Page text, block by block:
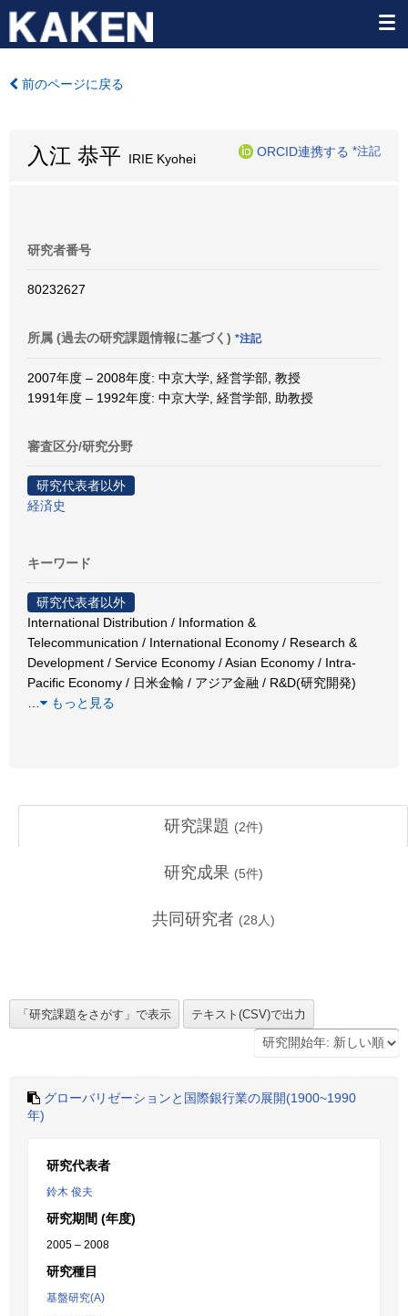
前のページに戻る
入江 恭平 IRIE Kyohei
ORCID連携する *注記
研究者番号
80232627
所属 (過去の研究課題情報に基づく) *注記
2007年度 – 2008年度: 中京大学, 経営学部, 教授
1991年度 – 1992年度: 中京大学, 経営学部, 助教授
審査区分/研究分野
研究代表者以外
経済史
キーワード
研究代表者以外
International Distribution / Information &
Telecommunication / International Economy / Research &
Development / Service Economy / Asian Economy / Intra-
Pacific Economy / 日米金輸 / アジア金融 / R&D(研究開発)
もっと見る
研究課題 (2件)
研究成果 (5件)
共同研究者 (28 人)
グローバリゼーションと国際銀行業の展開(1900~1990
年)
研究代表者
鈴木 俊夫
研究期間 (年度)
2005 – 2008
研究種目
基盤研究(A)